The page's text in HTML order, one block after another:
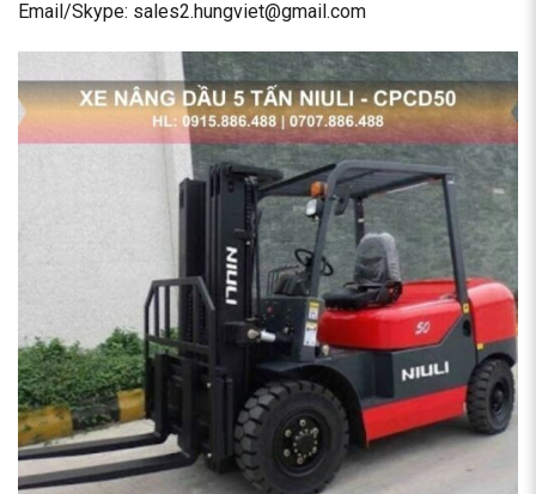
Email/Skype: sales2.hungviet@gmail.com